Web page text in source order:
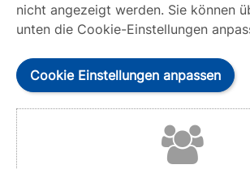
nicht angezeigt werden. Sie können
unten die Cookie-Einstellungen
Cookie Einstellungen anpassen